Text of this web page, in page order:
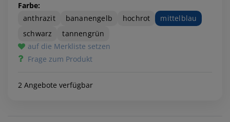
Farbe:
anthrazit
bananengelb hochrot
mittelblau
schwarz
tannengrün
auf die Merkliste setzen
Frage zum Produkt
2 Angebote verfügbar